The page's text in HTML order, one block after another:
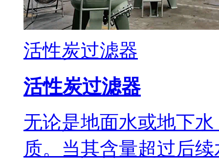
活性炭过滤器
活性炭过滤器
无论是地面水或地下
质。当其含量超过后